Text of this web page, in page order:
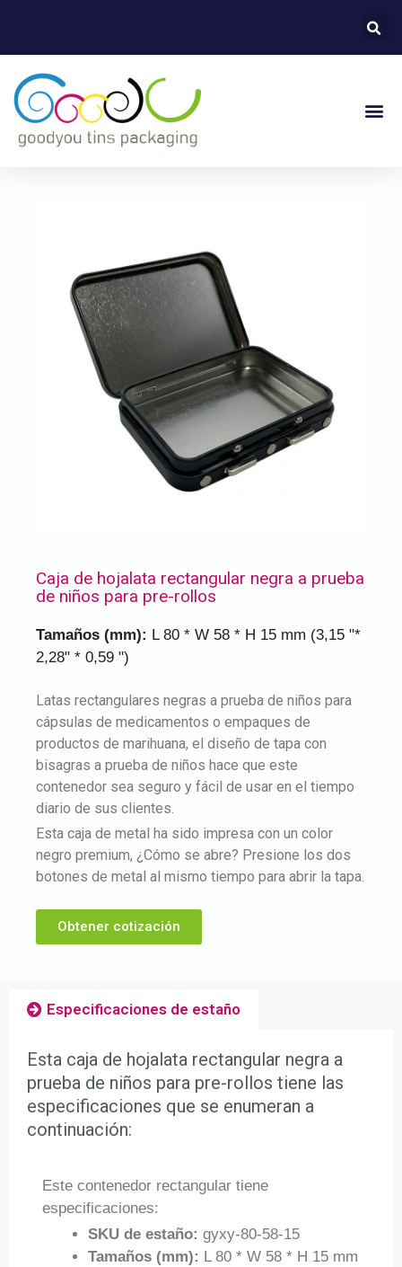
Caja de hojalata rectangular negra a prueba
de niños para pre-rollos
Tamaños (mm): L 80 * W 58 * H 15 mm (3,15 "*
2,28" * 0,59 ")
Latas rectangulares negras a prueba de niños para
cápsulas de medicamentos o empaques de
productos de marihuana, el diseño de tapa con
bisagras a prueba de niños hace que este
contenedor sea seguro y fácil de usar en el tiempo
diario de sus clientes.
Esta caja de metal ha sido impresa con un color
negro premium, ¿Cómo se abre? Presione los dos
botones de metal al mismo tiempo para abrir la tapa.
Obtener cotización
Especificaciones de estaño
Esta caja de hojalata rectangular negra a
prueba de niños para pre-rollos tiene las
especificaciones que se enumeran a
continuación:
Este contenedor rectangular tiene
especificaciones:
SKU de estaño: gyxy-80-58-15
Tamaños (mm): L 80 * W 58 * H 15 mm